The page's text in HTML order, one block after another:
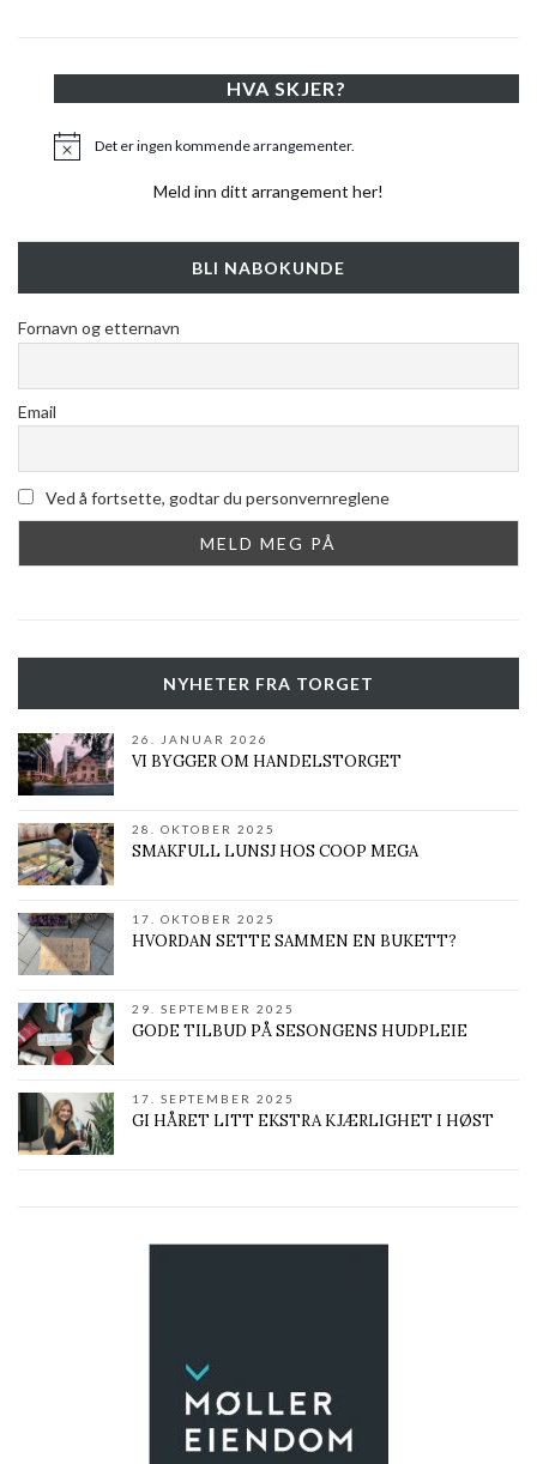
HVA SKJER?
MerknadDet er ingen kommende arrangementer.
Meld inn ditt arrangement her!
BLI NABOKUNDE
Fornavn og etternavn
Email
Ved å fortsette, godtar du personvernreglene
NYHETER FRA TORGET
26. JANUAR 2026
VI BYGGER OM HANDELSTORGET
28. OKTOBER 2025
SMAKFULL LUNSJ HOS COOP MEGA
17. OKTOBER 2025
HVORDAN SETTE SAMMEN EN BUKETT?
29. SEPTEMBER 2025
GODE TILBUD PÅ SESONGENS HUDPLEIE
17. SEPTEMBER 2025
GI HÅRET LITT EKSTRA KJÆRLIGHET I HØST